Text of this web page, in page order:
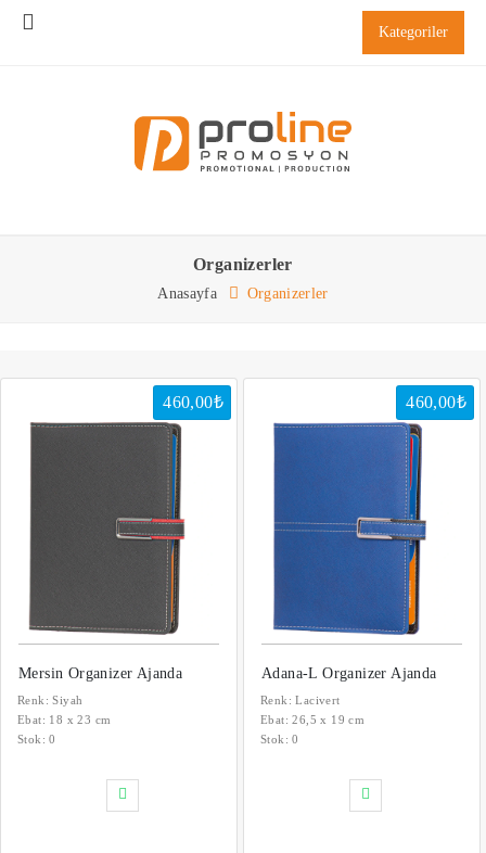
Kategoriler
Organizerler
Anasayfa Organizerler
460,00₺
Mersin Organizer Ajanda
Renk: Siyah
Ebat: 18 x 23 cm
Stok:0
460,00₺
Adana-L Organizer Ajanda
Renk: Lacivert
Ebat: 26,5 x 19 cm
Stok:0